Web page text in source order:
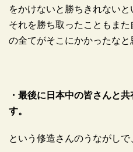
をかけないと勝ちきれないと
それを勝ち取ったこともま
の全てがそこにかかったなと
・最後に日本中の皆さんと
す。
という修造さんのうながしで